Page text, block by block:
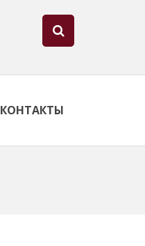
КОНТАКТЫ